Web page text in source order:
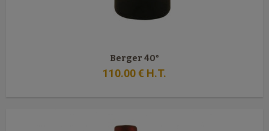
Berger 40°
110.00€ H.T.